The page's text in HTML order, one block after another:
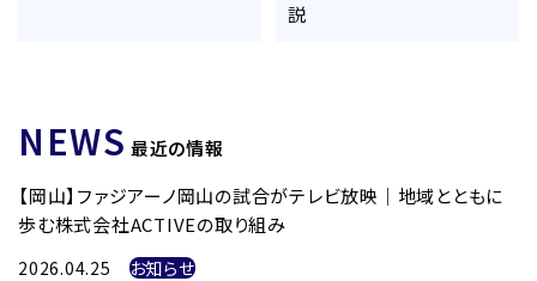
説
NEWS 最近の情報
【岡山】ファジアーノ岡山の試合がテレビ放映｜地域とともに
歩む株式会社ACTIVEの取り組み
2026.04.25 お知らせ